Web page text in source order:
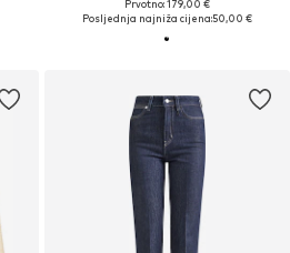
Prvotno: 179,00 €
Posljednja najniža cijena:50,00 €